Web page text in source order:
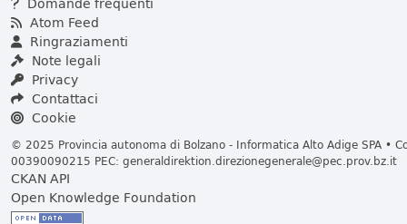
Atom Feed
Ringraziamenti
Note legali
Privacy
Contattaci
Cookie
© 2025 Provincia autonoma di Bolzano - Informatica Alto Adige SPA •
00390090215 PEC: generaldirektion.direzionegenerale@pec.prov.bz.it
CKAN API
Open Knowledge Foundation